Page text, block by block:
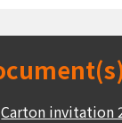
Carton invitation